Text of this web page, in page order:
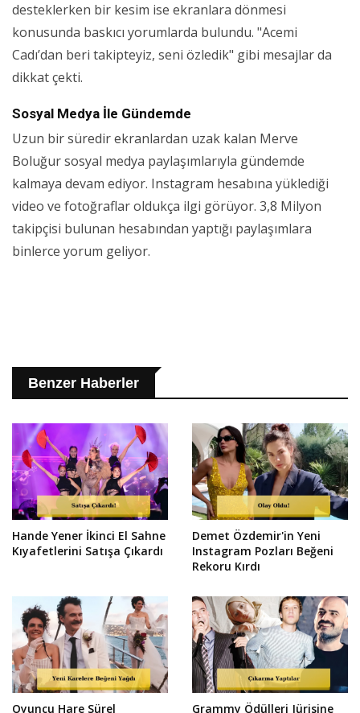
desteklerken bir kesim ise ekranlara dönmesi
konusunda baskıcı yorumlarda bulundu. "Acemi
Cadı’dan beri takipteyiz, seni özledik" gibi mesajlar da
dikkat çekti.
Sosyal Medya İle Gündemde
Uzun bir süredir ekranlardan uzak kalan Merve
Boluğur sosyal medya paylaşımlarıyla gündemde
kalmaya devam ediyor. Instagram hesabına yüklediği
video ve fotoğraflar oldukça ilgi görüyor. 3,8 Milyon
takipçisi bulunan hesabından yaptığı paylaşımlara
binlerce yorum geliyor.
Benzer Haberler
Hande Yener İkinci El Sahne
Kıyafetlerini Satışa Çıkardı
Demet Özdemir'in Yeni
Instagram Pozları Beğeni
Rekoru Kırdı
Oyuncu Hare Sürel
Grammy Ödülleri Jürisine